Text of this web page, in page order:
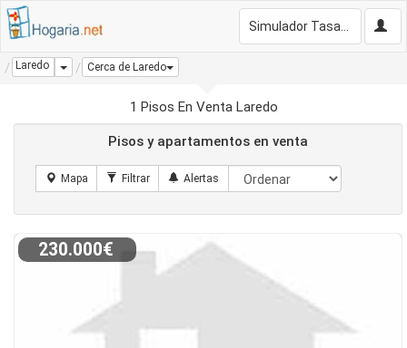
Laredo Dropdown
Cerca de Laredo
1 Pisos En Venta Laredo
Pisos y apartamentos en venta
230.000€